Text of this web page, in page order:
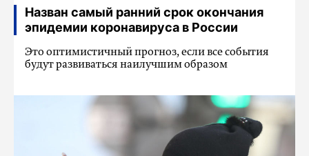
Назван самый ранний срок окончания
эпидемии коронавируса в России
Это оптимистичный прогноз, если все события
будут развиваться наилучшим образом